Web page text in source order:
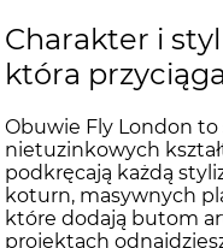
Charakter i
która
Obuwie Fly London
nietuzinkowych
podkręcają każdą
koturn, masywnych
które dodają butom
projektach